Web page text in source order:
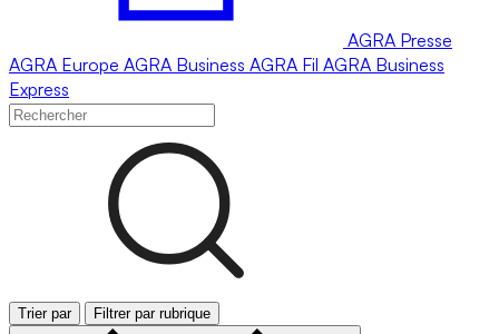
AGRA Presse
AGRA Europe AGRA Business AGRA Fil AGRA Business
Express
Trier par Filtrer par rubrique